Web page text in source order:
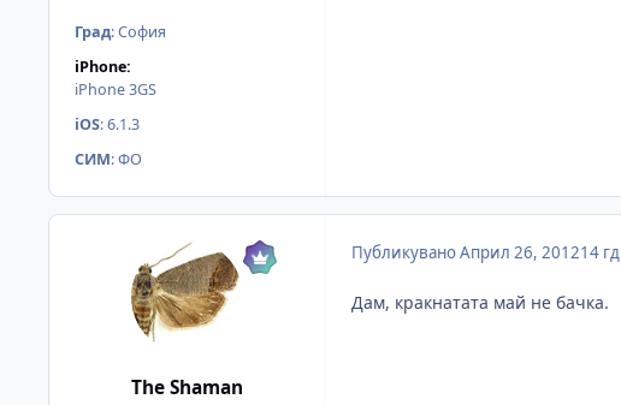
Град:София
iPhone:
iPhone 3GS
iOS:6.1.3
СИМ:ФО
The Shaman
ПубликуваноАприл 26, 201214 гд
Дам, кракнатата май не бачка.